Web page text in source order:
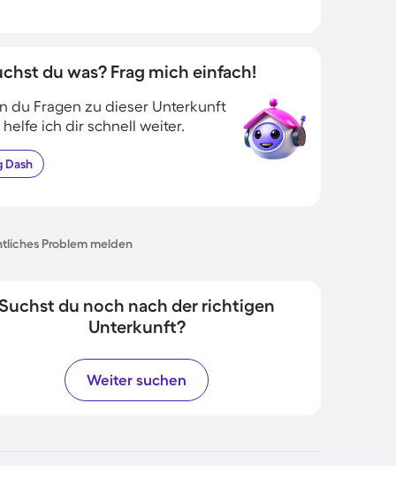
du was? Frag mich einfach!
du Fragen zu dieser Unterkunft
helfe ich dir schnell weiter.
Dash
Problem melden
du noch nach der richtigen
Unterkunft?
Weiter suchen